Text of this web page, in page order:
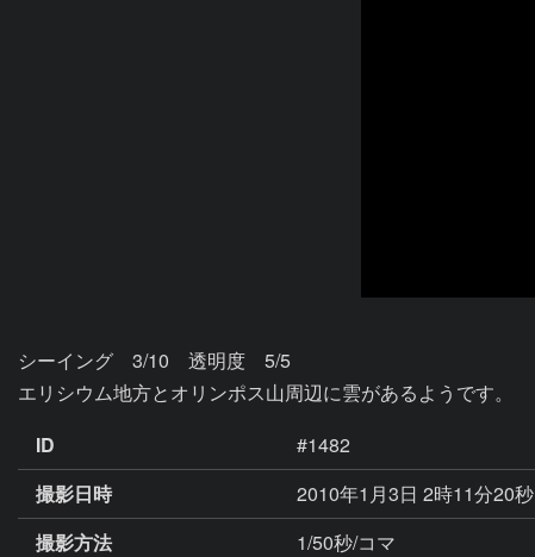
シーイング　3/10　透明度　5/5
エリシウム地方とオリンポス山周辺に雲があるようです。
ID
#1482
撮影日時
2010年1月3日 2時11分20秒
撮影方法
1/50秒/コマ